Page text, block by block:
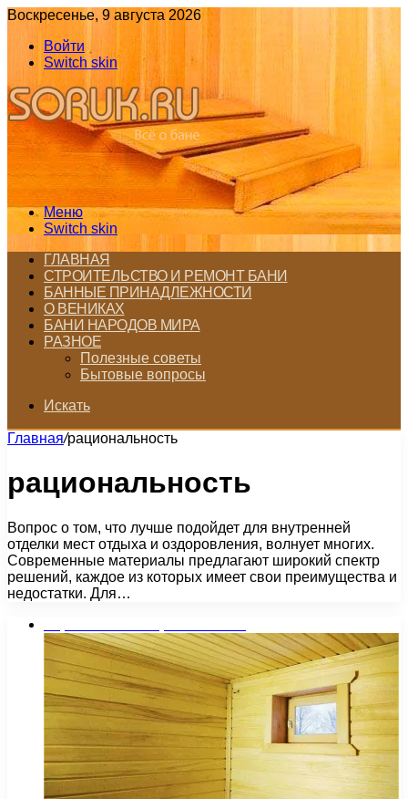
Воскресенье, 9 августа 2026
Войти
Switch skin
Меню
Switch skin
ГЛАВНАЯ
СТРОИТЕЛЬСТВО И РЕМОНТ БАНИ
БАННЫЕ ПРИНАДЛЕЖНОСТИ
О ВЕНИКАХ
БАНИ НАРОДОВ МИРА
РАЗНОЕ
Полезные советы
Бытовые вопросы
Искать
Главная/рациональность
рациональность
Вопрос о том, что лучше подойдет для внутренней
отделки мест отдыха и оздоровления, волнует многих.
Современные материалы предлагают широкий спектр
решений, каждое из которых имеет свои преимущества и
недостатки. Для…